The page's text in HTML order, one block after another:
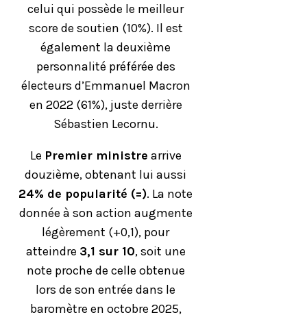
celui qui possède le meilleur
score de soutien (10%). Il est
également la deuxième
personnalité préférée des
électeurs d’Emmanuel Macron
en 2022 (61%), juste derrière
Sébastien Lecornu.
Le Premier ministre arrive
douzième, obtenant lui aussi
24% de popularité (=). La note
donnée à son action augmente
légèrement (+0,1), pour
atteindre 3,1 sur 10, soit une
note proche de celle obtenue
lors de son entrée dans le
baromètre en octobre 2025,